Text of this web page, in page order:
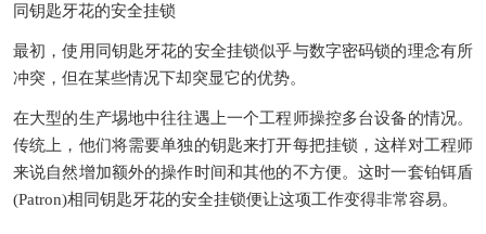
同钥匙牙花的安全挂锁
最初，使用同钥匙牙花的安全挂锁似乎与数字密码锁的理念有所
冲突，但在某些情况下却突显它的优势。
在大型的生产埸地中往往遇上一个工程师操控多台设备的情况。
传统上，他们将需要单独的钥匙来打开每把挂锁，这样对工程师
来说自然增加额外的操作时间和其他的不方便。这时一套铂铒盾
(Patron)相同钥匙牙花的安全挂锁便让这项工作变得非常容易。